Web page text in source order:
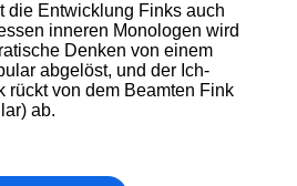
die Entwicklung Finks auch
inneren Monologen wird
Denken von einem
abgelöst, und der Ich-
rückt von dem Beamten Fink
ab.